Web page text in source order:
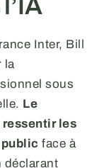
Inter, Bill
la
sous
Le
les
public face à
déclarant